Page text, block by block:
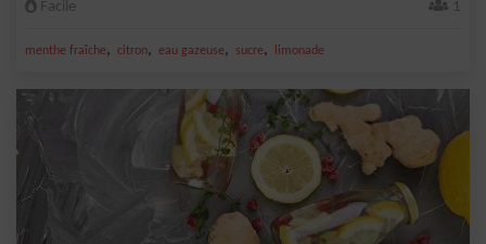
Facile 1
menthe fraîche, citron, eau gazeuse, sucre, limonade